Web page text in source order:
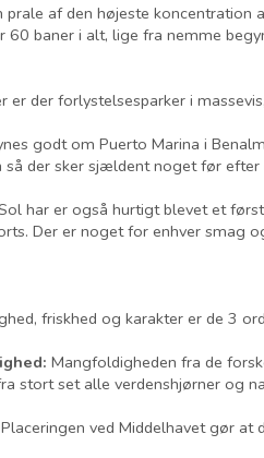
prale af den højeste
60 baner i alt, lige fra nemme
er der forlystelsesparker i
godt om Puerto Marina i
så der sker sjældent noget før
har er også hurtigt blevet et
Der er noget for enhver smag
friskhed og karakter er de 3
Mangfoldigheden fra de
stort set alle verdenshjørner og
Placeringen ved Middelhavet gør at